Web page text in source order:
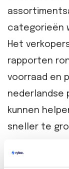
categorieën
Het
rapporten
voorraad en
nederlandse
kunnen
sneller te
Amazon